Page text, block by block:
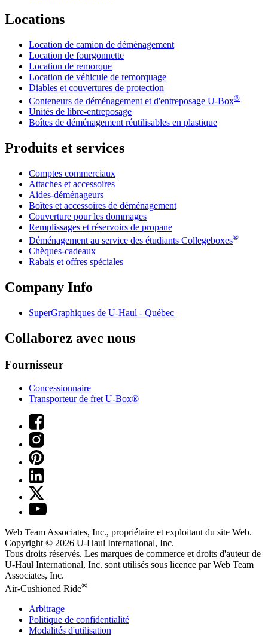
Locations
Location de camion de déménagement
Location de fourgonnette
Location de remorque
Location de véhicule de remorquage
Diables et couvertures de protection
Conteneurs de déménagement et d'entreposage U-Box®
Unités de libre-entreposage
Boîtes de déménagement réutilisables en plastique
Produits et services
Comptes commerciaux
Attaches et accessoires
Aides-déménageurs
Boîtes et accessoires de déménagement
Couverture pour les dommages
Remplissages et réservoirs de propane
Déménagement au service des étudiants Collegeboxes®
Chèques-cadeaux
Rabais et offres spéciales
Company Info
SuperGraphiques de U-Haul - Québec
Collaborez avec nous
Fournisseur
Concessionnaire
Transporteur de fret U-Box®
Web Team Associates, Inc., propriétaire et exploitant du site Web.
Copyright © 2026 U-Haul International, Inc.
Tous droits réservés. Les marques de commerce et droits d'auteur de
U-Haul International, Inc. sont utilisés sous licence par Web Team
Associates, Inc.
Air-Cushioned Ride®
Arbitrage
Politique de confidentialité
Modalités d'utilisation